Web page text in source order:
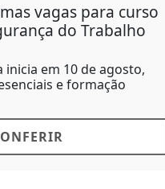
Fórum da
Juína para
Evento reunirá
autoridades no dia